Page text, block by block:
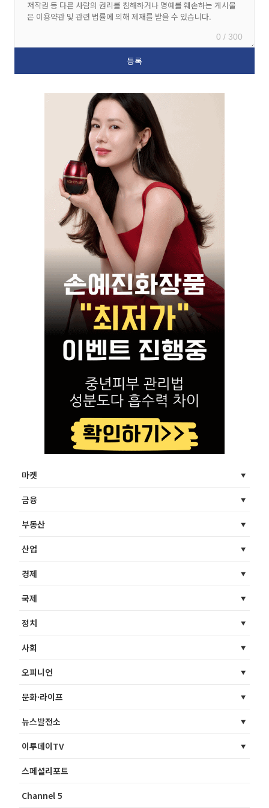
0 / 300
마켓
금융
부동산
산업
경제
국제
정치
사회
오피니언
문화·라이프
뉴스발전소
이투데이TV
스페셜리포트
Channel 5